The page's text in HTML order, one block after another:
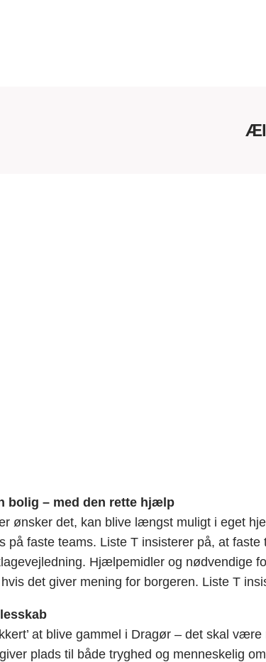
bolig – med den rette hjælp
ønsker det, kan blive længst muligt i eget
på faste teams. Liste T insisterer på, at
Hjælpemidler og nødvendige
det giver mening for borgeren. Liste T
at blive gammel i Dragør – det skal
plads til både tryghed og menneskelig